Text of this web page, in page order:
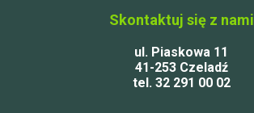
Skontaktuj się z nami
ul. Piaskowa 11
41-253 Czeladź
tel. 32 291 00 02